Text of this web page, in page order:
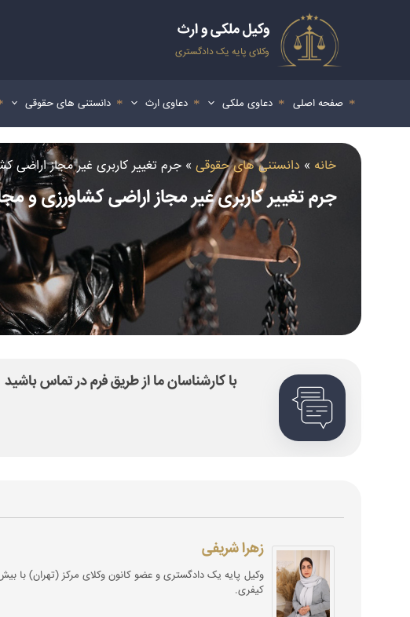
وکیل ملکی و ارث
وکلای پایه یک دادگستری
صفحه اصلی دعاوی ملکی دعاوی ارث دانستنی های حقوقی
خانه » دانستنی های حقوقی »جرم تغییر کاربری غیر مجاز اراضی
جرم تغییر کاربری غیر مجاز اراضی کشاورزی و
با کارشناسان ما از طریق فرم در تماس باشید
زهرا شریفی
کیفری.